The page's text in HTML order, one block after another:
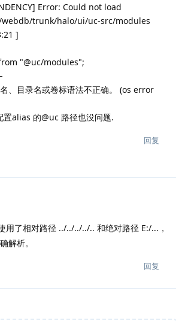
Error: Could not load
trunk/halo/ui/uc-src/modules
]
"@uc/modules";
目录名或卷标语法不正确。 (os error
alias 的@uc 路径也没问题.
回复
用了相对路径 ../../../../.. 和绝对路径 E:/...，
解析。
回复